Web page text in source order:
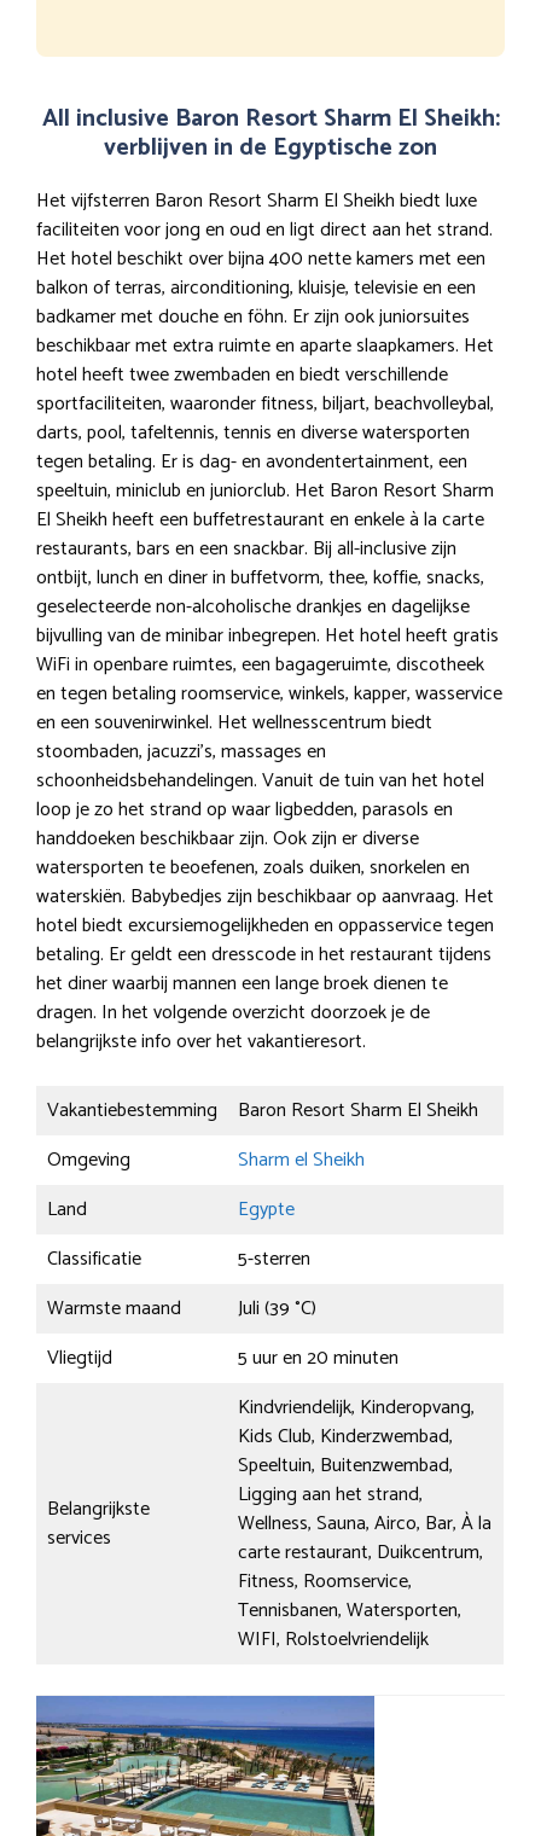
All inclusive Baron Resort Sharm El Sheikh:
verblijven in de Egyptische zon
Het vijfsterren Baron Resort Sharm El Sheikh biedt luxe
faciliteiten voor jong en oud en ligt direct aan het strand.
Het hotel beschikt over bijna 400 nette kamers met een
balkon of terras, airconditioning, kluisje, televisie en een
badkamer met douche en föhn. Er zijn ook juniorsuites
beschikbaar met extra ruimte en aparte slaapkamers. Het
hotel heeft twee zwembaden en biedt verschillende
sportfaciliteiten, waaronder fitness, biljart, beachvolleybal,
darts, pool, tafeltennis, tennis en diverse watersporten
tegen betaling. Er is dag- en avondentertainment, een
speeltuin, miniclub en juniorclub. Het Baron Resort Sharm
El Sheikh heeft een buffetrestaurant en enkele à la carte
restaurants, bars en een snackbar. Bij all-inclusive zijn
ontbijt, lunch en diner in buffetvorm, thee, koffie, snacks,
geselecteerde non-alcoholische drankjes en dagelijkse
bijvulling van de minibar inbegrepen. Het hotel heeft gratis
WiFi in openbare ruimtes, een bagageruimte, discotheek
en tegen betaling roomservice, winkels, kapper, wasservice
en een souvenirwinkel. Het wellnesscentrum biedt
stoombaden, jacuzzi’s, massages en
schoonheidsbehandelingen. Vanuit de tuin van het hotel
loop je zo het strand op waar ligbedden, parasols en
handdoeken beschikbaar zijn. Ook zijn er diverse
watersporten te beoefenen, zoals duiken, snorkelen en
waterskiën. Babybedjes zijn beschikbaar op aanvraag. Het
hotel biedt excursiemogelijkheden en oppasservice tegen
betaling. Er geldt een dresscode in het restaurant tijdens
het diner waarbij mannen een lange broek dienen te
dragen. In het volgende overzicht doorzoek je de
belangrijkste info over het vakantieresort.
Vakantiebestemming
Baron Resort Sharm El Sheikh
Omgeving
Sharm el Sheikh
Land
Egypte
Classificatie
5-sterren
Warmste maand
Juli (39 °C)
Vliegtijd
5 uur en 20 minuten
Belangrijkste
services
Kindvriendelijk, Kinderopvang,
Kids Club, Kinderzwembad,
Speeltuin, Buitenzwembad,
Ligging aan het strand,
Wellness, Sauna, Airco, Bar, À la
carte restaurant, Duikcentrum,
Fitness, Roomservice,
Tennisbanen, Watersporten,
WIFI, Rolstoelvriendelijk